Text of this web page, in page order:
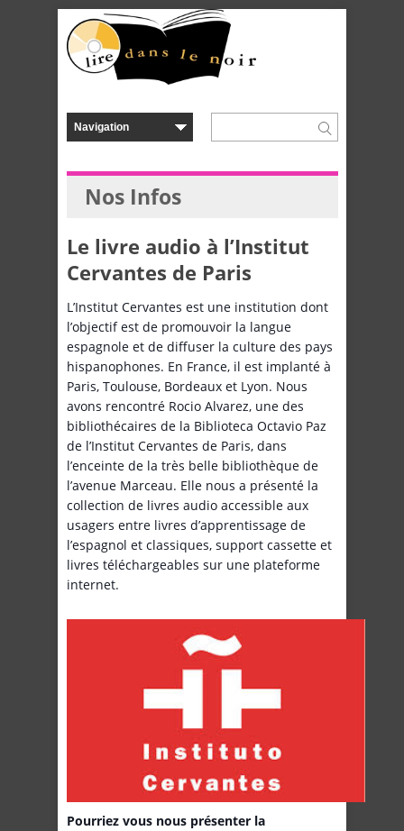
Nos Infos
Le livre audio à l’Institut
Cervantes de Paris
L’Institut Cervantes est une institution dont
l’objectif est de promouvoir la langue
espagnole et de diffuser la culture des pays
hispanophones. En France, il est implanté à
Paris, Toulouse, Bordeaux et Lyon. Nous
avons rencontré Rocio Alvarez, une des
bibliothécaires de la Biblioteca Octavio Paz
de l’Institut Cervantes de Paris, dans
l’enceinte de la très belle bibliothèque de
l’avenue Marceau. Elle nous a présenté la
collection de livres audio accessible aux
usagers entre livres d’apprentissage de
l’espagnol et classiques, support cassette et
livres téléchargeables sur une plateforme
internet.
Pourriez vous nous présenter la